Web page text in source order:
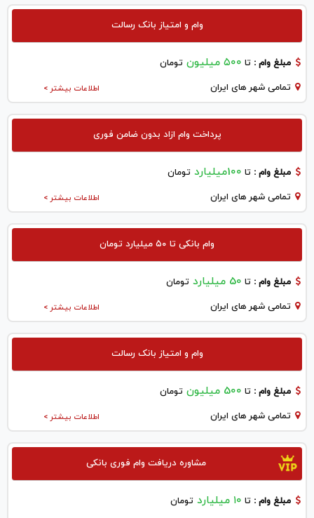
وام و امتیاز بانک رسالت
مبلغ وام : تا ۵۰۰ میلیون تومان
اطلاعات بیشتر > تمامی شهر های ایران
پرداخت وام ازاد بدون ضامن فوری
مبلغ وام : تا 100میلیارد تومان
اطلاعات بیشتر > تمامی شهر های ایران
وام بانکی تا ۵۰ میلیارد تومان
مبلغ وام : تا 50 میلیارد تومان
اطلاعات بیشتر > تمامی شهر های ایران
وام و امتیاز بانک رسالت
مبلغ وام : تا 500 میلیون تومان
اطلاعات بیشتر > تمامی شهر های ایران
مشاوره دریافت وام فوری بانکی
مبلغ وام : تا ۱۰ میلیارد تومان